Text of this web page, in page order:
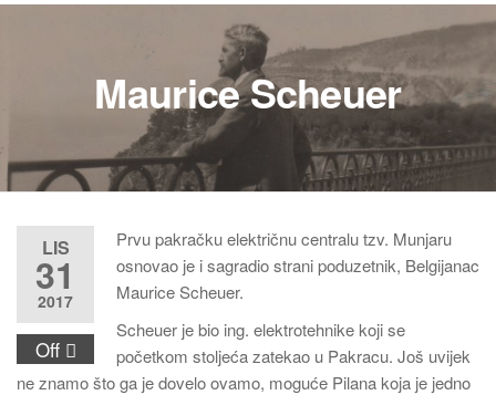
Maurice Scheuer
LIS
31
2017
Off
Prvu pakračku električnu centralu tzv. Munjaru
osnovao je i sagradio strani poduzetnik, Belgijanac
Maurice Scheuer.
Scheuer je bio ing. elektrotehnike koji se
početkom stoljeća zatekao u Pakracu. Još uvijek
ne znamo što ga je dovelo ovamo, moguće Pilana koja je jedno